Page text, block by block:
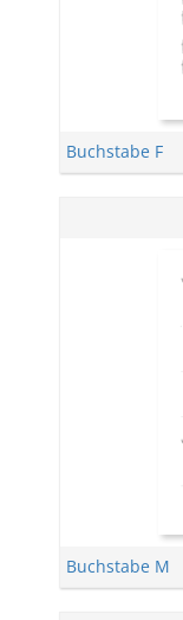
Buchstabe F
Buchstabe M